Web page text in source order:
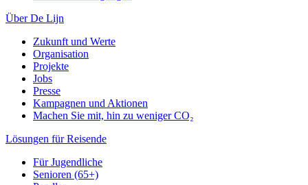
Über De Lijn
Zukunft und Werte
Organisation
Projekte
Jobs
Presse
Kampagnen und Aktionen
Machen Sie mit, hin zu weniger CO₂
Lösungen für Reisende
Für Jugendliche
Senioren (65+)